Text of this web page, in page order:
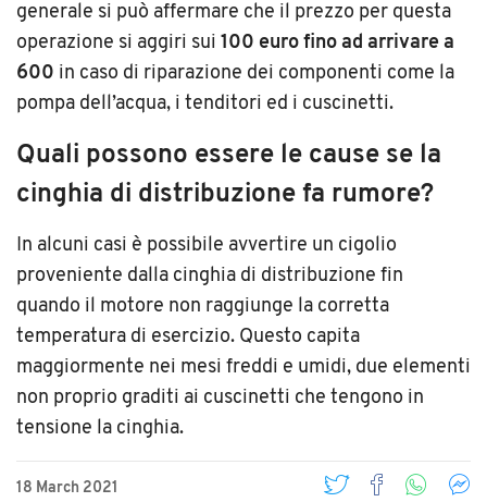
generale si può affermare che il prezzo per questa
operazione si aggiri sui 100 euro fino ad arrivare a
600 in caso di riparazione dei componenti come la
pompa dell’acqua, i tenditori ed i cuscinetti.
Quali possono essere le cause se la
cinghia di distribuzione fa rumore?
In alcuni casi è possibile avvertire un cigolio
proveniente dalla cinghia di distribuzione fin
quando il motore non raggiunge la corretta
temperatura di esercizio. Questo capita
maggiormente nei mesi freddi e umidi, due elementi
non proprio graditi ai cuscinetti che tengono in
tensione la cinghia.
18 March 2021